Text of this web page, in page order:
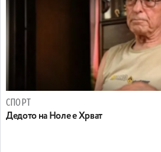
СПОРТ
Дедото на Ноле е Хрват